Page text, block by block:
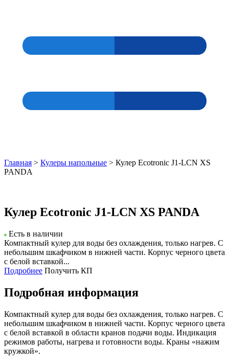
Главная > Кулеры напольные > Кулер Ecotronic J1-LCN XS
PANDA
Кулер Ecotronic J1-LCN XS PANDA
Есть в наличии
Компактный кулер для воды без охлаждения, только нагрев. С
небольшим шкафчиком в нижней части. Корпус черного цвета
с белой вставкой...
Подробнее Получить КП
Подробная информация
Компактный кулер для воды без охлаждения, только нагрев. С
небольшим шкафчиком в нижней части. Корпус черного цвета
с белой вставкой в области кранов подачи воды. Индикация
режимов работы, нагрева и готовности воды. Краны «нажим
кружкой».